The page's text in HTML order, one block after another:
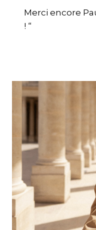
Merci encore
! “